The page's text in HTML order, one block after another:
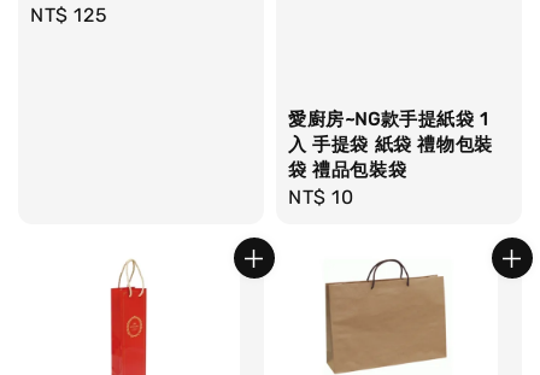
Regular
NT$ 125
愛廚房~NG款手提紙袋 1
入 手提袋 紙袋 禮物包裝
袋 禮品包裝袋
Regular
NT$ 10